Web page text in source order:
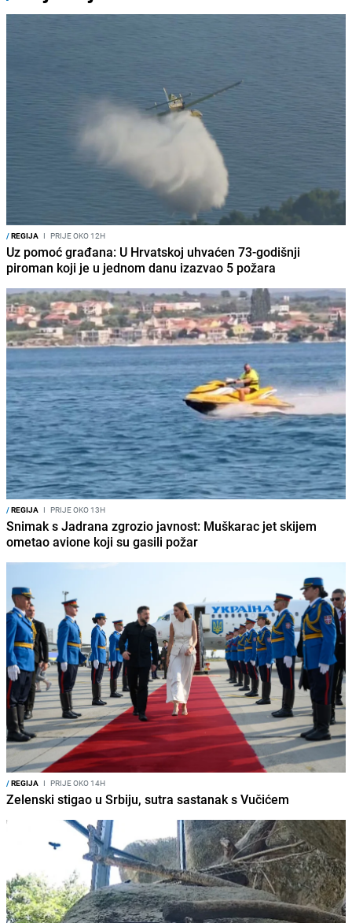
/REGIJA I PRIJE OKO 12H
Uz pomoć građana: U Hrvatskoj uhvaćen 73-godišnji
piroman koji je u jednom danu izazvao 5 požara
/REGIJA I PRIJE OKO 13H
Snimak s Jadrana zgrozio javnost: Muškarac jet skijem
ometao avione koji su gasili požar
/REGIJA I PRIJE OKO 14H
Zelenski stigao u Srbiju, sutra sastanak s Vučićem